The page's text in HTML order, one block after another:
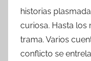
historias
curiosa. Hasta los
trama. Varios
conflicto se